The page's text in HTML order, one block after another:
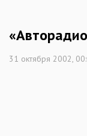
31 октября 2002,